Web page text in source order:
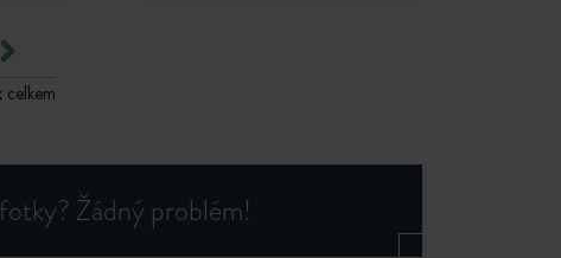
celkem
Žádný problém!